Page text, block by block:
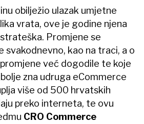
obilježio ulazak umjetne
vrata, ove je godine njena
Promjene se
svakodnevno, kao na traci, a o
već dogodile te koje
zna udruga eCommerce
više od 500 hrvatskih
preko interneta, te ovu
CRO Commerce